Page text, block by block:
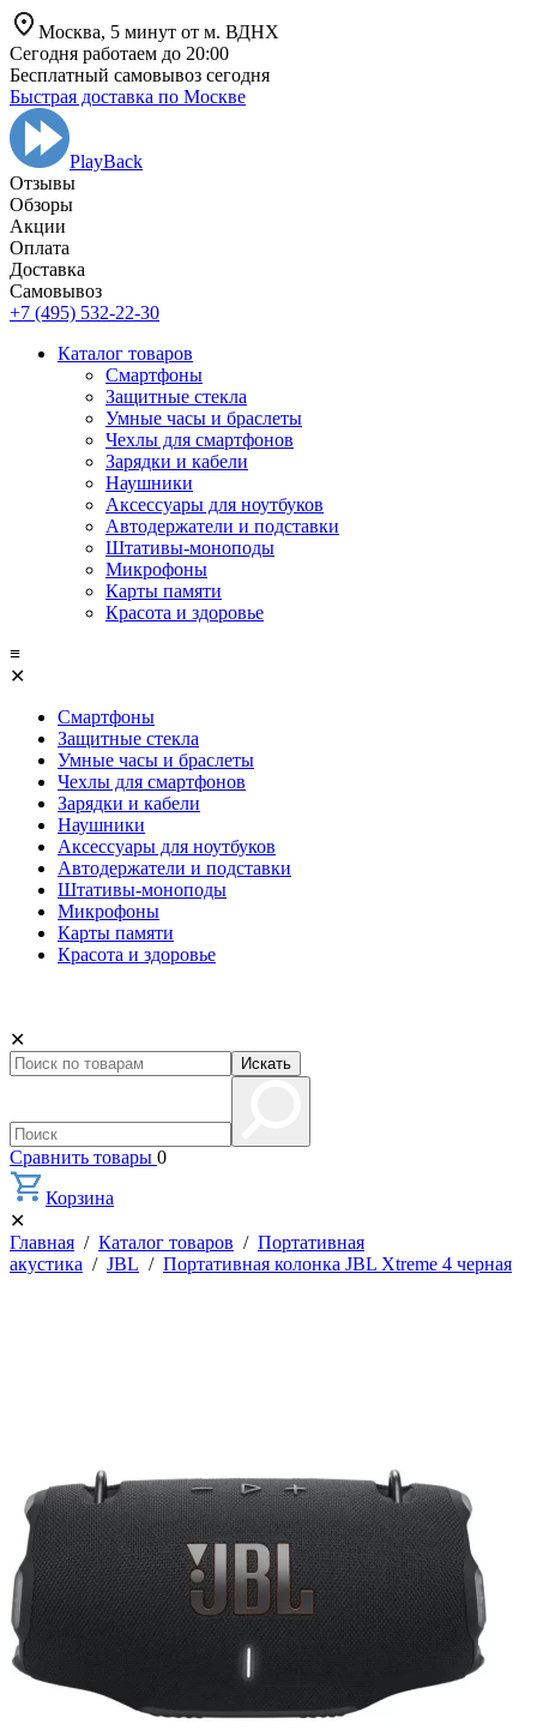
Москва, 5 минут от м. ВДНХ
Сегодня работаем до 20:00
Бесплатный самовывоз сегодня
Быстрая доставка по Москве
PlayBack
Отзывы
Обзоры
Aкции
Оплата
Доставка
Самовывоз
+7 (495) 532-22-30
Каталог товаров
Смартфоны
Защитные стекла
Умные часы и браслеты
Чехлы для смартфонов
Зарядки и кабели
Наушники
Аксессуары для ноутбуков
Автодержатели и подставки
Штативы-моноподы
Микрофоны
Карты памяти
Красота и здоровье
≡
✕
Смартфоны
Защитные стекла
Умные часы и браслеты
Чехлы для смартфонов
Зарядки и кабели
Наушники
Аксессуары для ноутбуков
Автодержатели и подставки
Штативы-моноподы
Микрофоны
Карты памяти
Красота и здоровье
✕
Искать
Сравнить товары 0
Корзина
✕
Главная / Каталог товаров / Портативная
акустика / JBL / Портативная колонка JBL Xtreme 4 черная